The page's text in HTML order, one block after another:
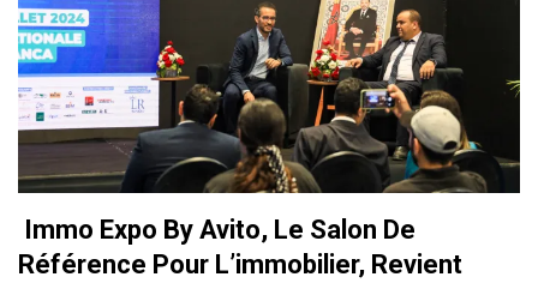
Immo Expo By Avito, Le Salon De
Référence Pour L’immobilier, Revient